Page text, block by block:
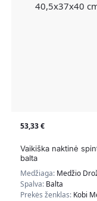
53,33€
Vaikiška naktinė
balta
Medžiaga: Medžio
Spalva: Balta
Prekės ženklas: Kobi